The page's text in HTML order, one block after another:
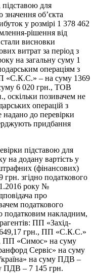
підставою для
об’єкта
у розмірі 1 378 462
рішення від
висновки
витрат за період з
на загальну суму 1
операціям з
«С.К.С.» – на суму 1369
6 020 грн., ТОВ
оскільки позивачем не
операцій з
до перевірки
придбання
підставою для
на додану вартість у
(фінансових)
згідно податкового
року №
про
податкового
податковим накладним,
ПП «Захід-
грн., ПП «С.К.С.»
ПП «Симос» на суму
Сервіс» на суму
на суму ПДВ –
ПДВ – 7 145 грн.